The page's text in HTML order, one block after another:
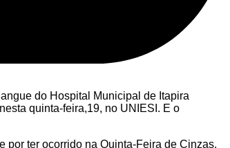
do Hospital Municipal de Itapira
quinta-feira,19, no UNIESI. E o
ter ocorrido na Quinta-Feira de Cinzas.